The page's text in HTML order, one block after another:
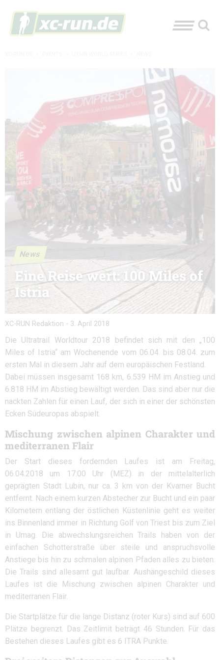
News
Eine Reise wert: 100 Miles of
Istria
XC-RUN Redaktion - 3. April 2018
Die Ultratrail Worldtour 2018 befindet sich mit den „100
Miles of Istria“ am Wochenende vom 06.04. bis 08.04. zum
ersten Mal in diesem Jahr auf dem europäischen Festland.
Dabei müssen insgesamt 168 km, 6.539 HM im Anstieg und
6.818 HM im Abstieg bewältigt werden. Das sind aber nur die
nackten Zahlen für einen Lauf, der sich in einer der schönsten
Ecken Südeuropas abspielt.
Mischung zwischen alpinen Charakter und
mediterranen Flair
Der Start dieses fordernden Laufes ist am Freitag,
06.04.2018 um 17:00 Uhr (MEZ) in der mittelalterlich
geprägten Stadt Lubin, nur ca. 3 km von der Kvarner Bucht
entfernt. Nach einem kurzen Abstecher zur Bucht und ein paar
Kilometern entlang der östlichen Küstenlinie geht es weiter
ins Binnenland immer in Richtung Golf von Triest bis zum Ziel
in Umag. Die abwechslungsreichen Trails haben von der
einfachen Schotterstraße über steile und anspruchsvolle
Anstiege bis hin zu schmalen alpinen Pfaden alles zu bieten.
Die Trails sind allesamt gut laufbar. Aushängeschild dieses
Laufes ist die Mischung zwischen alpinen Charakter und
mediterranen Flair.
Die Startplätze für die lange Distanz (roter Kurs) sind auf 600
Plätze begrenzt. Das Zeitlimit beträgt 46 Stunden. Für das
Bestehen dieses Laufes gibt es 6 ITRA Punkte.